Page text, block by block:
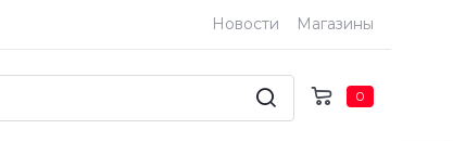
Новости Магазины
0